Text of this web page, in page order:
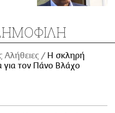
Αλήθειες
H σκληρή
για τον Πάνο Βλάχο